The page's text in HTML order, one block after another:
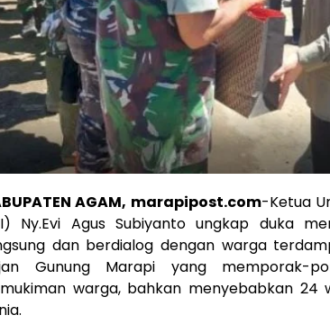
AGAM, marapipost.com-Ketua
Ny.Evi Agus Subiyanto ungkap duka
dan berdialog dengan warga
Gunung Marapi yang memporak-
warga, bahkan menyebabkan 24